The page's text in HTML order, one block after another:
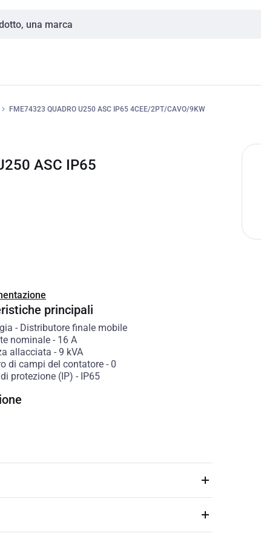
FME74323 QUADRO U250 ASC IP65 4CEE/2PT/CAVO/9KW
ASC IP65
principali
- Distributore finale mobile
nominale- 16 A
allacciata - 9 kVA
di campi del contatore- 0
protezione (IP) - IP65